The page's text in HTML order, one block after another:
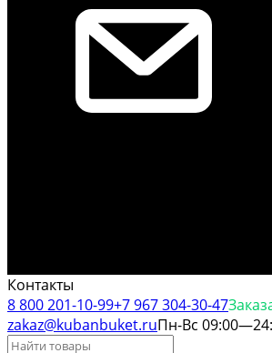
Контакты
8 800 201-10-99+7 967 304-30-47
zakaz@kubanbuket.ruПн-Вс